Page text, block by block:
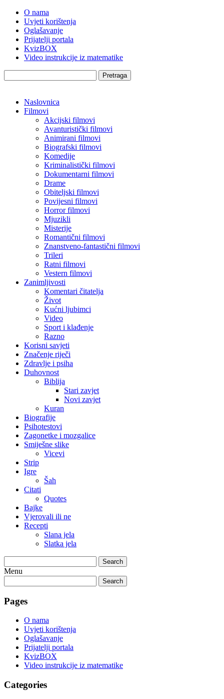
O nama
Uvjeti korištenja
Oglašavanje
Prijatelji portala
KvizBOX
Video instrukcije iz matematike
Pretraga
Naslovnica
Filmovi
Akcijski filmovi
Avanturistički filmovi
Animirani filmovi
Biografski filmovi
Komedije
Kriminalistički filmovi
Dokumentarni filmovi
Drame
Obiteljski filmovi
Povijesni filmovi
Horror filmovi
Mjuzikli
Misterije
Romantični filmovi
Znanstveno-fantastični filmovi
Trileri
Ratni filmovi
Vestern filmovi
Zanimljivosti
Komentari čitatelja
Život
Kućni ljubimci
Video
Sport i klađenje
Razno
Korisni savjeti
Značenje riječi
Zdravlje i psiha
Duhovnost
Biblija
Stari zavjet
Novi zavjet
Kuran
Biografije
Psihotestovi
Zagonetke i mozgalice
Smiješne slike
Vicevi
Strip
Igre
Šah
Citati
Quotes
Bajke
Vjerovali ili ne
Recepti
Slana jela
Slatka jela
Search
Menu
Search
Pages
O nama
Uvjeti korištenja
Oglašavanje
Prijatelji portala
KvizBOX
Video instrukcije iz matematike
Categories